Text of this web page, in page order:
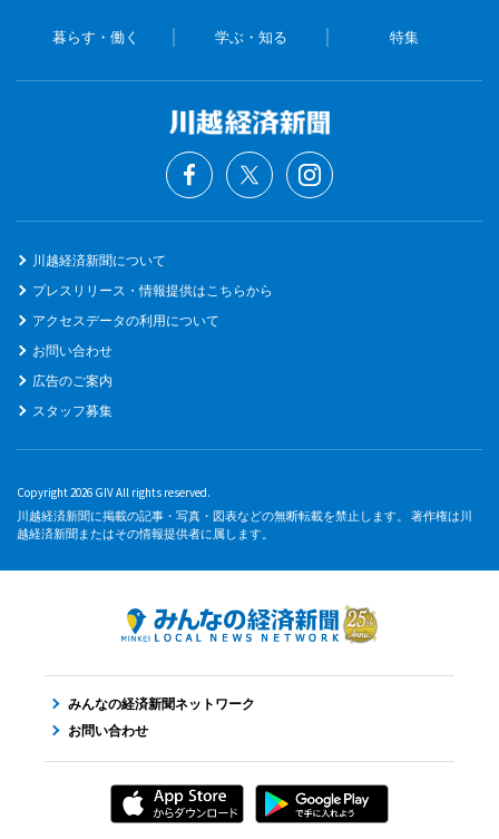
暮らす・働く 学ぶ・知る 特集
川越経済新聞について
プレスリリース・情報提供はこちらから
アクセスデータの利用について
お問い合わせ
広告のご案内
スタッフ募集
Copyright 2026 GIV All rights reserved.
川越経済新聞に掲載の記事・写真・図表などの無断転載を禁止します。 著作権は川
越経済新聞またはその情報提供者に属します。
みんなの経済新聞ネットワーク
お問い合わせ